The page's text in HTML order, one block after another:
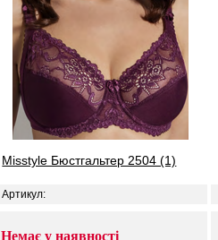
Misstyle Бюстгальтер 2504 (1)
Артикул:
Немає у наявності